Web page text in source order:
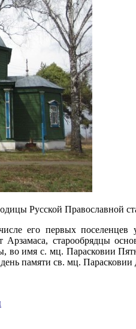
Русской Православной
его первых поселенцев
старообрядцы
во имя с. мц. Парасковии
памяти св. мц. Парасковии